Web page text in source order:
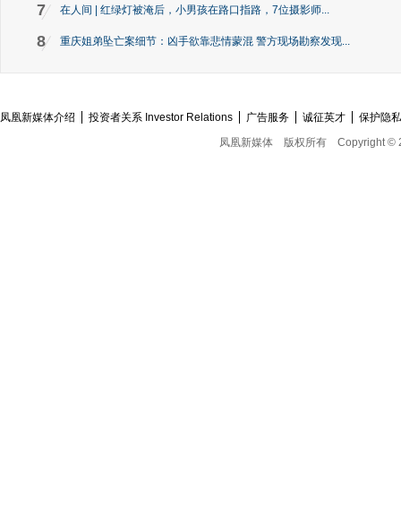
7 在人间 | 红绿灯被淹后，小男孩在路口指路，7位摄影师...
8 重庆姐弟坠亡案细节：凶手欲靠悲情蒙混 警方现场勘察发现...
凤凰新媒体介绍 投资者关系 Investor Relations 广告服务 诚征英才
保护隐
凤凰新媒体
版权所有 Copyright ©